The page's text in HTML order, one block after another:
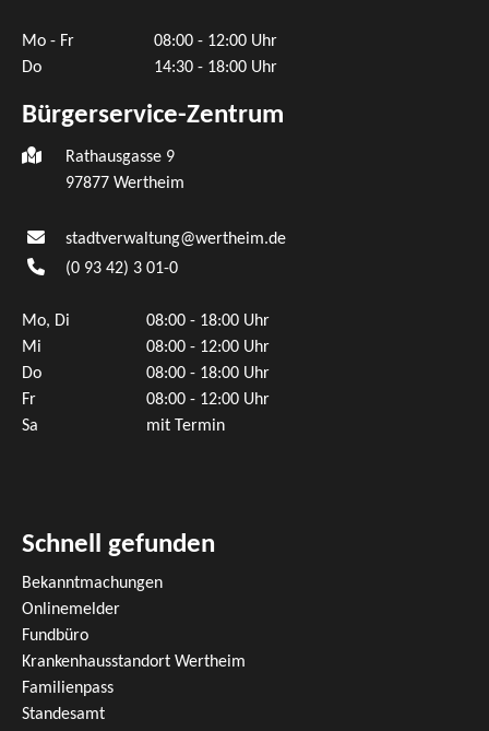
Mo - Fr
08:00 - 12:00 Uhr
Do
14:30 - 18:00 Uhr
Bürgerservice-Zentrum
Rathausgasse 9
97877 Wertheim
stadtverwaltung@wertheim.de
(0 93 42) 3 01-0
Mo, Di
08:00 - 18:00 Uhr
Mi
08:00 - 12:00 Uhr
Do
08:00 - 18:00 Uhr
Fr
08:00 - 12:00 Uhr
Sa
mit Termin
Schnell gefunden
Bekanntmachungen
Onlinemelder
Fundbüro
Krankenhausstandort Wertheim
Familienpass
Standesamt